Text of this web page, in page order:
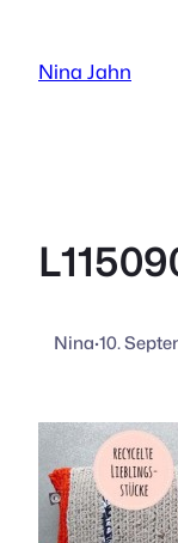
springen
Nina Jahn
Nina·10.